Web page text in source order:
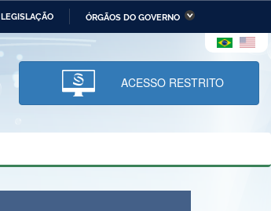
LEGISLAÇÃO ÓRGÃOS DO GOVERNO
Ministério da Infraestrutura
Ministério da Ciência,
Tecnologia, Inovações e
Comunicações
ACESSO RESTRITO